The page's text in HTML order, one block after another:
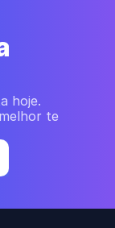
hoje.
te